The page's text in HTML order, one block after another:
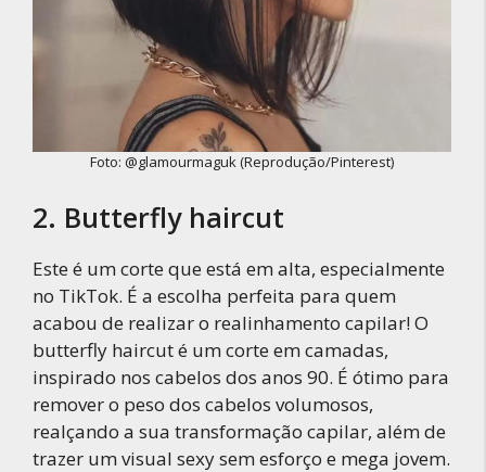
Foto: @glamourmaguk (Reprodução/Pinterest)
2. Butterfly haircut
Este é um corte que está em alta, especialmente
no TikTok. É a escolha perfeita para quem
acabou de realizar o realinhamento capilar! O
butterfly haircut é um corte em camadas,
inspirado nos cabelos dos anos 90. É ótimo para
remover o peso dos cabelos volumosos,
realçando a sua transformação capilar, além de
trazer um visual sexy sem esforço e mega jovem.